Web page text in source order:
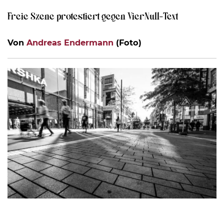
Freie Szene protestiert gegen VierNull-Text
Von Andreas Endermann (Foto)